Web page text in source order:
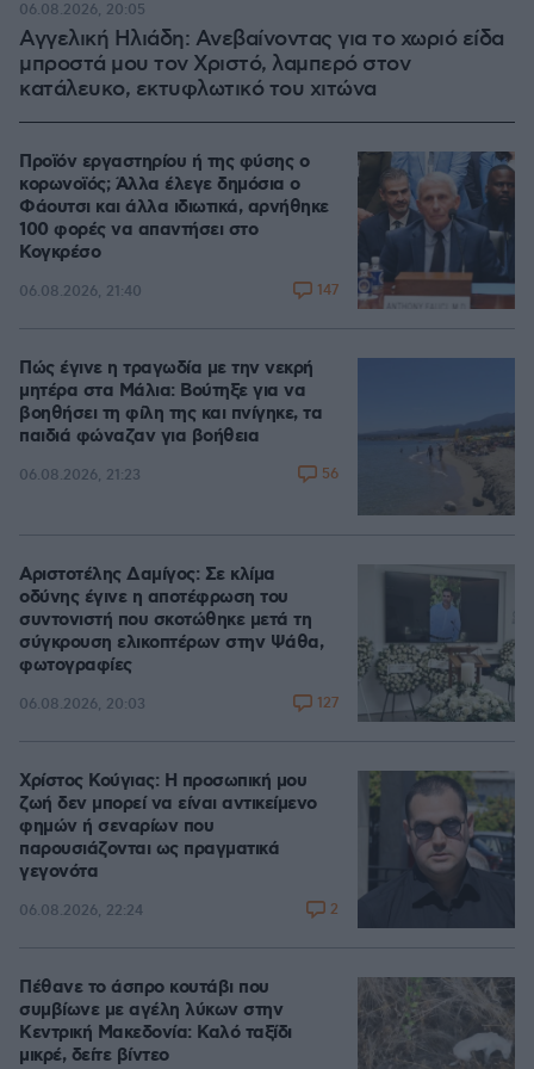
Αγγελική Ηλιάδη: Ανεβαίνοντας για το χωριό είδα
μπροστά μου τον Χριστό, λαμπερό στον
κατάλευκο, εκτυφλωτικό του χιτώνα
06.08.2026, 20:05
Προϊόν εργαστηρίου ή της φύσης ο
κορωνοϊός; Άλλα έλεγε δημόσια ο
Φάουτσι και άλλα ιδιωτικά, αρνήθηκε
100 φορές να απαντήσει στο
Κογκρέσο
06.08.2026, 21:40 147
Πώς έγινε η τραγωδία με την νεκρή
μητέρα στα Μάλια: Βούτηξε για να
βοηθήσει τη φίλη της και πνίγηκε, τα
παιδιά φώναζαν για βοήθεια
06.08.2026, 21:23 56
Αριστοτέλης Δαμίγος: Σε κλίμα
οδύνης έγινε η αποτέφρωση του
συντονιστή που σκοτώθηκε μετά τη
σύγκρουση ελικοπτέρων στην Ψάθα,
φωτογραφίες
06.08.2026, 20:03 127
Χρίστος Κούγιας: Η προσωπική μου
ζωή δεν μπορεί να είναι αντικείμενο
φημών ή σεναρίων που
παρουσιάζονται ως πραγματικά
γεγονότα
06.08.2026, 22:24 2
Πέθανε το άσπρο κουτάβι που
συμβίωνε με αγέλη λύκων στην
Κεντρική Μακεδονία: Καλό ταξίδι
μικρέ, δείτε βίντεο